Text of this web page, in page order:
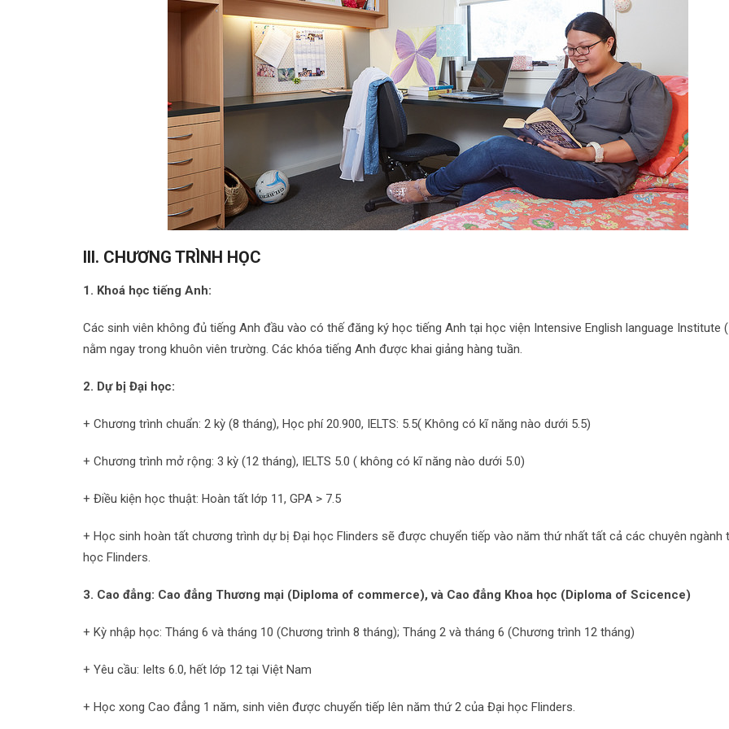
III. CHƯƠNG TRÌNH HỌC
1. Khoá học tiếng Anh:
Các sinh viên không đủ tiếng Anh đầu vào có thế đăng ký học tiếng Anh tại học viện Intensive English language Institute
nằm ngay trong khuôn viên trường. Các khóa tiếng Anh được khai giảng hàng tuần.
2. Dự bị Đại học:
+ Chương trình chuẩn: 2 kỳ (8 tháng), Học phí 20.900, IELTS: 5.5( Không có kĩ năng nào dưới 5.5)
+ Chương trình mở rộng: 3 kỳ (12 tháng), IELTS 5.0 ( không có kĩ năng nào dưới 5.0)
+ Điều kiện học thuật: Hoàn tất lớp 11, GPA > 7.5
+ Học sinh hoàn tất chương trình dự bị Đại học Flinders sẽ được chuyển tiếp vào năm thứ nhất tất cả các chuyên ngành
học Flinders.
3. Cao đẳng: Cao đẳng Thương mại (Diploma of commerce), và Cao đẳng Khoa học (Diploma of Scicence)
+ Kỳ nhập học: Tháng 6 và tháng 10 (Chương trình 8 tháng); Tháng 2 và tháng 6 (Chương trình 12 tháng)
+ Yêu cầu: Ielts 6.0, hết lớp 12 tại Việt Nam
+ Học xong Cao đẳng 1 năm, sinh viên được chuyển tiếp lên năm thứ 2 của Đại học Flinders.